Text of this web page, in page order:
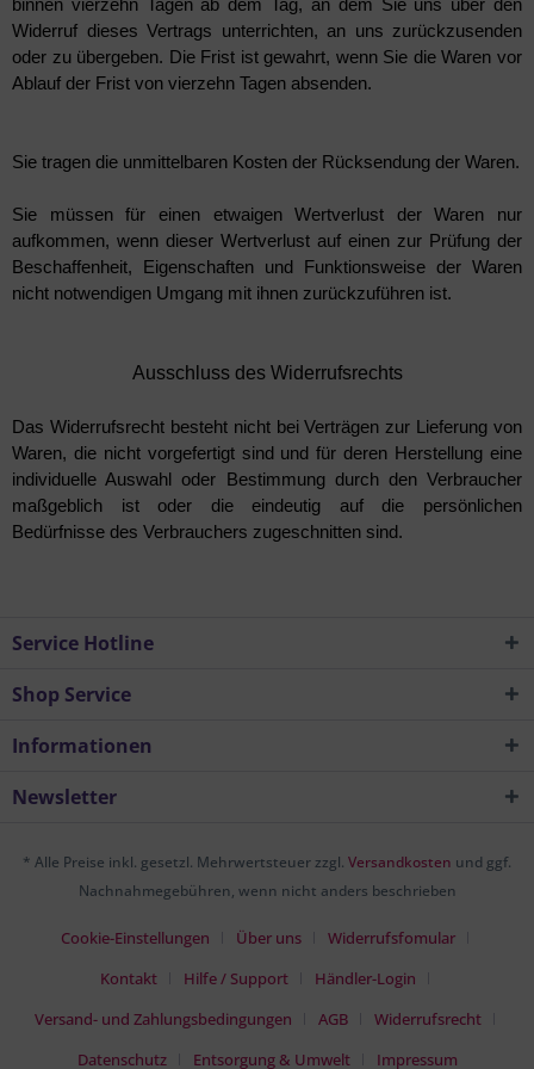
binnen vierzehn Tagen ab dem Tag, an dem Sie uns über den
Widerruf dieses Vertrags unterrichten, an uns zurückzusenden
oder zu übergeben. Die Frist ist gewahrt, wenn Sie die Waren vor
Ablauf der Frist von vierzehn Tagen absenden.
Sie tragen die unmittelbaren Kosten der Rücksendung der Waren.
Sie müssen für einen etwaigen Wertverlust der Waren nur
aufkommen, wenn dieser Wertverlust auf einen zur Prüfung der
Beschaffenheit, Eigenschaften und Funktionsweise der Waren
nicht notwendigen Umgang mit ihnen zurückzuführen ist.
Ausschluss des Widerrufsrechts
Das Widerrufsrecht besteht nicht bei Verträgen zur Lieferung von
Waren, die nicht vorgefertigt sind und für deren Herstellung eine
individuelle Auswahl oder Bestimmung durch den Verbraucher
maßgeblich ist oder die eindeutig auf die persönlichen
Bedürfnisse des Verbrauchers zugeschnitten sind.
Service Hotline
Shop Service
Informationen
Newsletter
* Alle Preise inkl. gesetzl. Mehrwertsteuer zzgl. Versandkosten und ggf.
Nachnahmegebühren, wenn nicht anders beschrieben
Cookie-Einstellungen Über uns
Widerrufsfomular
Kontakt
Hilfe / Support
Händler-Login
Versand- und Zahlungsbedingungen
AGB
Widerrufsrecht
Datenschutz
Entsorgung & Umwelt Impressum